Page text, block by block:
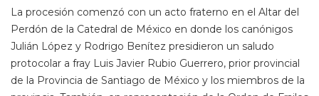
La procesión comenzó con un acto fraterno en el Altar del
Perdón de la Catedral de México en donde los canónigos
Julián López y Rodrigo Benítez presidieron un saludo
protocolar a fray Luis Javier Rubio Guerrero, prior provincial
de la Provincia de Santiago de México y los miembros de la